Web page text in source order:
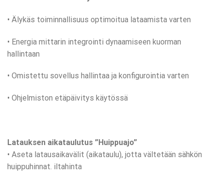
• Älykäs toiminnallisuus optimoitua lataamista varten
• Energia mittarin integrointi dynaamiseen kuorman
hallintaan
• Omistettu sovellus hallintaa ja konfigurointia varten
• Ohjelmiston etäpäivitys käytössä
Latauksen aikataulutus ”Huippuajo”
• Aseta latausaikavälit (aikataulu), jotta vältetään sähkön
huippuhinnat. iltahinta